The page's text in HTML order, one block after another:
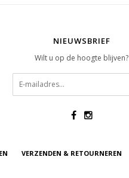
NIEUWSBRIEF
Wilt u op de hoogte blijven?
VERZENDEN & RETOURNEREN